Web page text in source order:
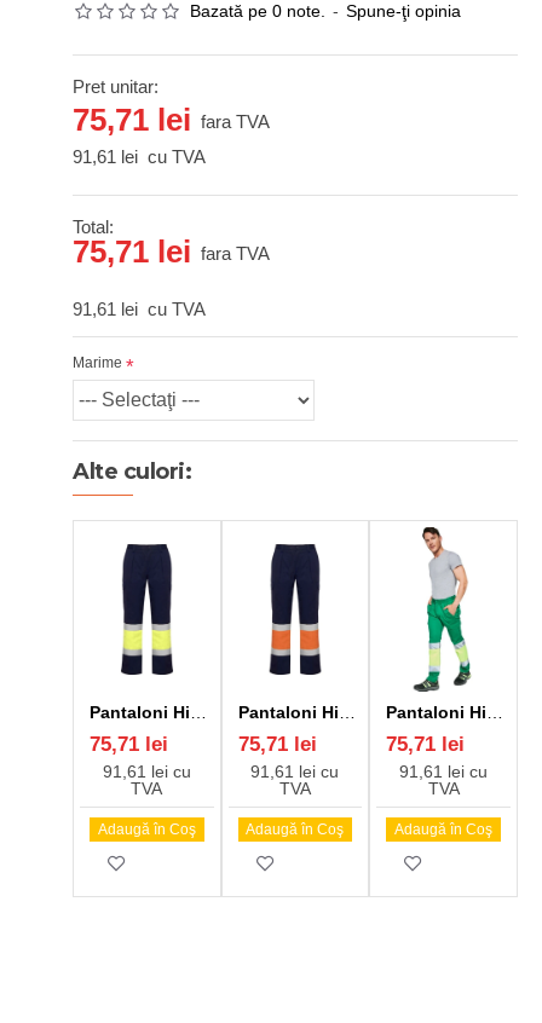
Bazată pe 0 note. - Spune-ţi opinia
Pret unitar:
75,71 lei fara TVA
91,61 lei cu TVA
Total:
75,71 lei fara TVA
91,61 lei cu TVA
Marime
Alte culori:
75,71 lei
91,61 lei cu
TVA
Adaugă în Coş
75,71 lei
91,61 lei cu
TVA
Adaugă în Coş
75,71 lei
91,61 lei cu
TVA
Adaugă în Coş